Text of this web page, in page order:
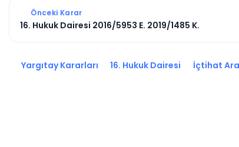
Önceki Karar
16. Hukuk Dairesi 2016/5953 E. 2019/1485 K.
Yargıtay Kararları 16. Hukuk Dairesi İçtihat Ara